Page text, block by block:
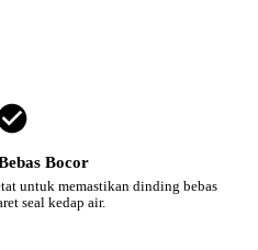
Bocor
untuk memastikan dinding bebas
seal kedap air.